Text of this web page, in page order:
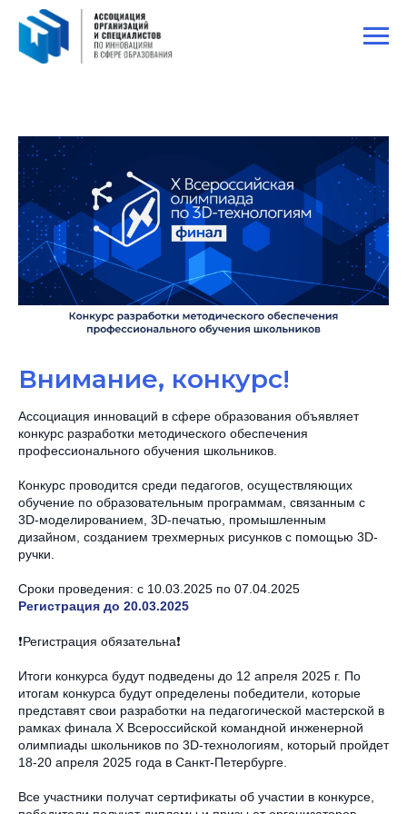
Внимание, конкурс!
Ассоциация инноваций в сфере образования объявляет
конкурс разработки методического обеспечения
профессионального обучения школьников.
Конкурс проводится среди педагогов, осуществляющих
обучение по образовательным программам, связанным с
3D-моделированием, 3D-печатью, промышленным
дизайном, созданием трехмерных рисунков с помощью 3D-
ручки.
Сроки проведения: с 10.03.2025 по 07.04.2025
Регистрация до 20.03.2025
❗Регистрация обязательна❗
Итоги конкурса будут подведены до 12 апреля 2025 г. По
итогам конкурса будут определены победители, которые
представят свои разработки на педагогической мастерской в
рамках финала Х Всероссийской командной инженерной
олимпиады школьников по 3D-технологиям, который пройдет
18-20 апреля 2025 года в Санкт-Петербурге.
Все участники получат сертификаты об участии в конкурсе,